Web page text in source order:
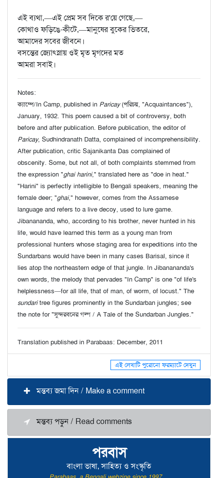
পরবাস
বাংলা ভাষা, সাহিত্য ও সংস্কৃতি
এই ব্যথা,—এই প্রেম সব দিকে র'য়ে গেছে,—
কোথাও ফড়িঙে-কীটে,—মানুষের বুকের ভিতরে,
আমাদের সবের জীবনে।
বসন্তের জ্যোৎস্নায় ওই মৃত মৃগদের মত
আমরা সবাই।
Notes:
ক্যাম্পে/In Camp, published in Paricay(পরিচয়, "Acquaintances"),
January, 1932. This poem caused a bit of controversy, both
before and after publication. Before publication, the editor of
Paricay, Sudhindranath Datta, complained of incomprehensibility.
After publication, critic Sajanikanta Das complained of
obscenity. Some, but not all, of both complaints stemmed from
the expression "ghai harini," translated here as "doe in heat."
"Harini" is perfectly intelligible to Bengali speakers, meaning the
female deer; "ghai," however, comes from the Assamese
language and refers to a live decoy, used to lure game.
Jibanananda, who, according to his brother, never hunted in his
life, would have learned this term as a young man from
professional hunters whose staging area for expeditions into the
Sundarbans would have been in many cases Barisal, since it
lies atop the northeastern edge of that jungle. In Jibanananda's
own words, the melody that pervades "In Camp" is one "of life's
helplessness—for all life, that of man, of worm, of locust." The
sundaritree figures prominently in the Sundarban jungles; see
the note for "সুন্দরবনের গল্প / A Tale of the Sundarban Jungles."
Translation published in Parabaas: December, 2011
এই লেখাটি পুরোনো ফরম্যাটে দেখুন
মন্তব্য জমা দিন / Make a comment
মন্তব্য পড়ুন / Read comments